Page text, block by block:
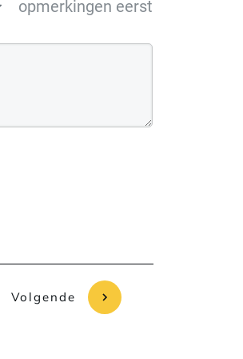
opmerkingen eerst
Volgende